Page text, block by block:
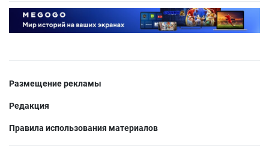
Размещение рекламы
Редакция
Правила использования материалов